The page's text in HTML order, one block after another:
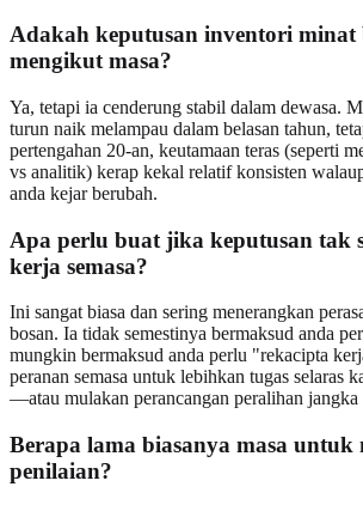
Adakah keputusan inventori minat
mengikut masa?
Ya, tetapi ia cenderung stabil dalam dewasa.
turun naik melampau dalam belasan tahun,
pertengahan 20-an, keutamaan teras (seperti
vs analitik) kerap kekal relatif konsisten
anda kejar berubah.
Apa perlu buat jika keputusan tak
kerja semasa?
Ini sangat biasa dan sering menerangkan
bosan. Ia tidak semestinya bermaksud anda
mungkin bermaksud anda perlu "rekacipta
peranan semasa untuk lebihkan tugas selaras
—atau mulakan perancangan peralihan jangka
Berapa lama biasanya masa untuk
penilaian?